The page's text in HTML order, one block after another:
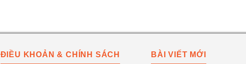
ĐIỀU KHOẢN & CHÍNH SÁCH
BÀI VIẾT MỚI